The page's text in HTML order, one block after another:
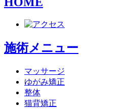
施術メニュー
マッサージ
ゆがみ矯正
整体
猫背矯正